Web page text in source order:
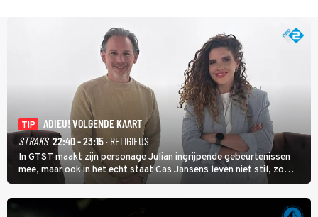
TIP
ADIEU! VOLGENDE KAART
STRAKS 22:40 - 23:15· RELIGIEUS
In GTST maakt zijn personage Julian ingrijpende gebeurtenissen
mee, maar ook in het echt staat Cas Jansens leven niet stil, zo
vertelt hij in Adieu! Volgende Kaart.